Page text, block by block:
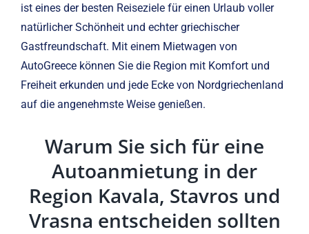
ist eines der besten Reiseziele für einen Urlaub voller
natürlicher Schönheit und echter griechischer
Gastfreundschaft. Mit einem Mietwagen von
AutoGreece können Sie die Region mit Komfort und
Freiheit erkunden und jede Ecke von Nordgriechenland
auf die angenehmste Weise genießen.
Warum Sie sich für eine
Autoanmietung in der
Region Kavala, Stavros und
Vrasna entscheiden sollten